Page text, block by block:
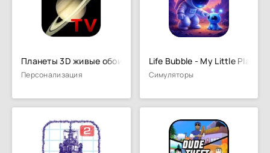
Планеты 3D живые обои
Персонализация
Life Bubble - My Little Planet
Симуляторы